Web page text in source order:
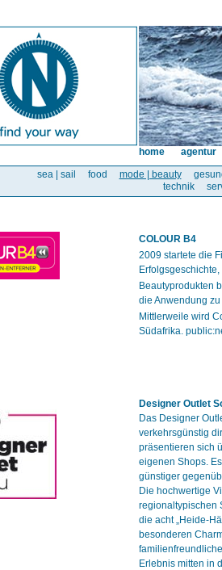
sea | sail food mode | beauty
technik
home agentur
COLOUR B4
2009 startete die
Beautyprodukten
die Anwendung
Mittlerweile wird
Südafrika.
Designer Outlet
Das Designer
verkehrsgünstig
präsentieren sich
eigenen Shops.
günstiger
Die hochwertige
regionaltypischen
die acht „Heide-
besonderen
Erlebnis mitten in